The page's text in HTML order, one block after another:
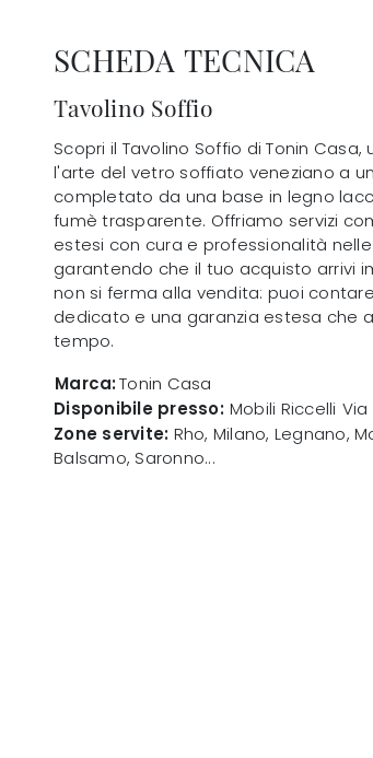
SCHEDA TECNICA
Tavolino Soffio
Scopri il Tavolino Soffio di Tonin
l'arte del vetro soffiato veneziano a
completato da una base in legno
fumè trasparente. Offriamo servizi
estesi con cura e professionalità
garantendo che il tuo acquisto arrivi
non si ferma alla vendita: puoi
dedicato e una garanzia estesa che
tempo.
Marca:Tonin Casa
Disponibile presso: Mobili Riccelli Via
Zone servite: Rho, Milano, Legnano,
Balsamo, Saronno...